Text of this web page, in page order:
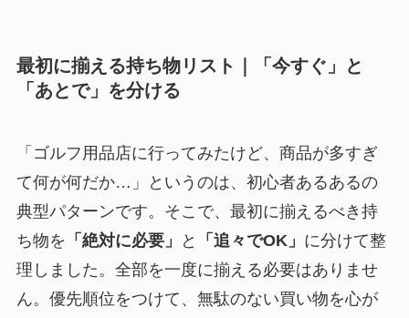
最初に揃える持ち物リスト｜「今すぐ」と
「あとで」を分ける
「ゴルフ用品店に行ってみたけど、商品が多すぎ
て何が何だか…」というのは、初心者あるあるの
典型パターンです。そこで、最初に揃えるべき持
ち物を 「絶対に必要」 と 「追々でOK」 に分けて整
理しました。全部を一度に揃える必要はありませ
ん。優先順位をつけて、無駄のない買い物を心が